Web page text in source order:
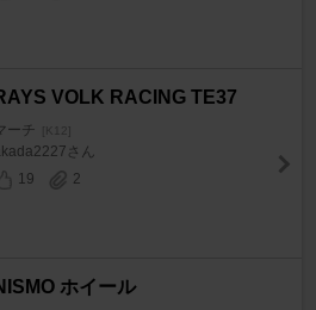
VOLK RACING TE37
ーチ
さん
19
2
ホイール